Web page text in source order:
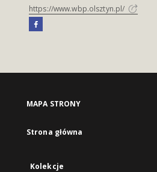
https://www.wbp.olsztyn.pl/
MAPA STRONY
Strona główna
Kolekcje